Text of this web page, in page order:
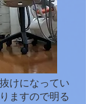
けになってい
ますので明る